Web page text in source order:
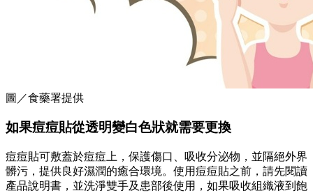
圖／食藥署提供
如果痘痘貼從透明變白色狀就需要更換
痘痘貼可敷蓋於痘痘上，保護傷口、吸收分泌物，並隔絕外界
髒污，提供良好濕潤的癒合環境。使用痘痘貼之前，請先閱讀
產品說明書，並洗淨雙手及患部後使用，如果吸收組織液到飽